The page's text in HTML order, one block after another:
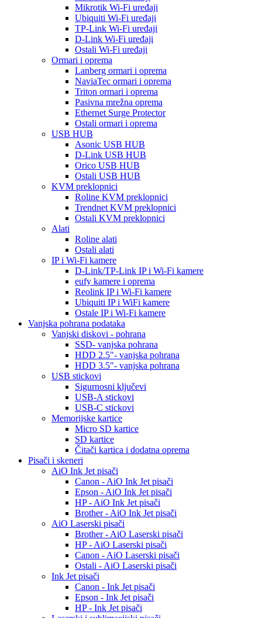
Mikrotik Wi-Fi uređaji
Ubiquiti Wi-Fi uređaji
TP-Link Wi-Fi uređaji
D-Link Wi-Fi uređaji
Ostali Wi-Fi uređaji
Ormari i oprema
Lanberg ormari i oprema
NaviaTec ormari i oprema
Triton ormari i oprema
Pasivna mrežna oprema
Ethernet Surge Protector
Ostali ormari i oprema
USB HUB
Asonic USB HUB
D-Link USB HUB
Orico USB HUB
Ostali USB HUB
KVM preklopnici
Roline KVM preklopnici
Trendnet KVM preklopnici
Ostali KVM preklopnici
Alati
Roline alati
Ostali alati
IP i Wi-Fi kamere
D-Link/TP-Link IP i Wi-Fi kamere
eufy kamere i oprema
Reolink IP i Wi-Fi kamere
Ubiquiti IP i WiFi kamere
Ostale IP i Wi-Fi kamere
Vanjska pohrana podataka
Vanjski diskovi - pohrana
SSD- vanjska pohrana
HDD 2.5"- vanjska pohrana
HDD 3.5"- vanjska pohrana
USB stickovi
Sigurnosni ključevi
USB-A stickovi
USB-C stickovi
Memorijske kartice
Micro SD kartice
SD kartice
Čitači kartica i dodatna oprema
Pisači i skeneri
AiO Ink Jet pisači
Canon - AiO Ink Jet pisači
Epson - AiO Ink Jet pisači
HP - AiO Ink Jet pisači
Brother - AiO Ink Jet pisači
AiO Laserski pisači
Brother - AiO Laserski pisači
HP - AiO Laserski pisači
Canon - AiO Laserski pisači
Ostali - AiO Laserski pisači
Ink Jet pisači
Canon - Ink Jet pisači
Epson - Ink Jet pisači
HP - Ink Jet pisači